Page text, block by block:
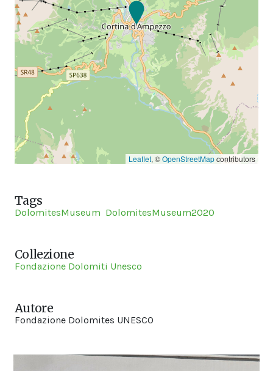
Leaflet, ©OpenStreetMapcontributors
Tags
DolomitesMuseum DolomitesMuseum2020
Collezione
Fondazione Dolomiti Unesco
Autore
Fondazione Dolomites UNESCO